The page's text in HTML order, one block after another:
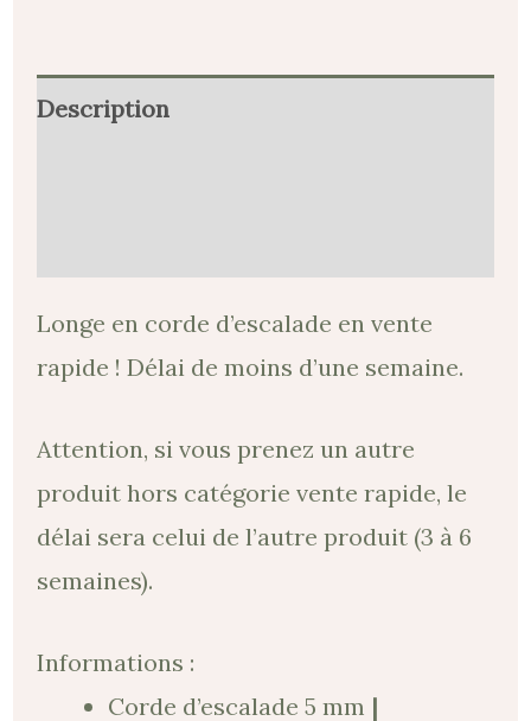
Description
Longe en corde d’escalade en vente
rapide ! Délai de moins d’une semaine.
Attention, si vous prenez un autre
produit hors catégorie vente rapide, le
délai sera celui de l’autre produit (3 à 6
semaines).
Informations :
Corde d’escalade 5 mm |